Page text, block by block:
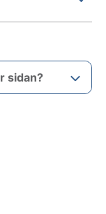
sidan?